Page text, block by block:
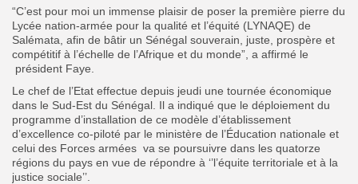
“C’est pour moi un immense plaisir de poser la première pierre du
Lycée nation-armée pour la qualité et l’équité (LYNAQE) de
Salémata, afin de bâtir un Sénégal souverain, juste, prospère et
compétitif à l’échelle de l’Afrique et du monde”, a affirmé le
président Faye.
Le chef de l’Etat effectue depuis jeudi une tournée économique
dans le Sud-Est du Sénégal. Il a indiqué que le déploiement du
programme d’installation de ce modèle d’établissement
d’excellence co-piloté par le ministère de l’Éducation nationale et
celui des Forces armées va se poursuivre dans les quatorze
régions du pays en vue de répondre à ‘’l’équite territoriale et à la
justice sociale’’.